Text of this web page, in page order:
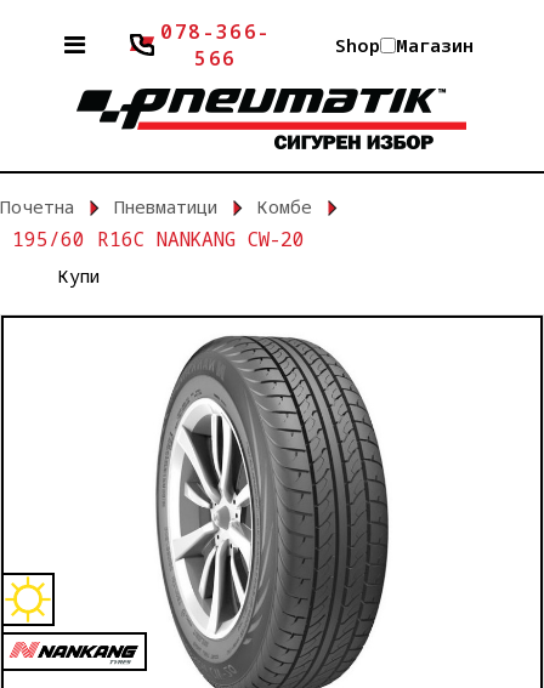
078-366-
566
Shop Магазин
Почетна Пневматици Комбе
195/60 R16C NANKANG CW-20
Купи